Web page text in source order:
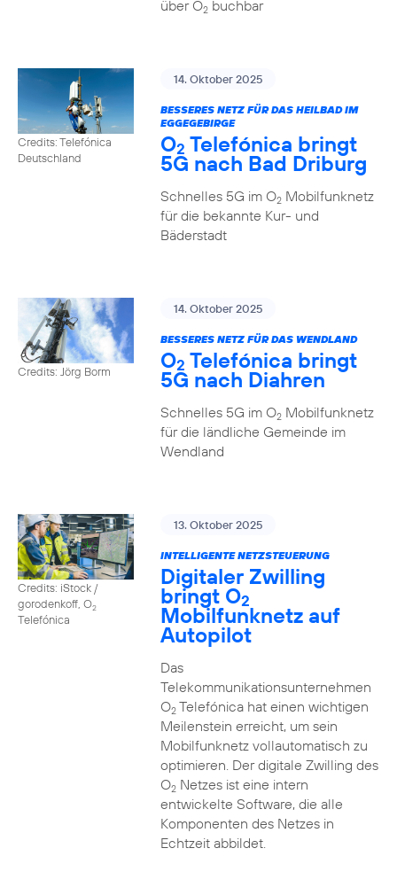
über O2buchbar
Credits: Telefónica
Deutschland
14. Oktober 2025
BESSERES NETZ FÜR DAS HEILBAD IM
EGGEGEBIRGE
O2 Telefónica bringt
5G nach Bad Driburg
Schnelles 5G im O2Mobilfunknetz
für die bekannte Kur- und
Bäderstadt
Credits: Jörg Borm
14. Oktober 2025
BESSERES NETZ FÜR DAS WENDLAND
O2 Telefónica bringt
5G nach Diahren
Schnelles 5G im O2Mobilfunknetz
für die ländliche Gemeinde im
Wendland
Credits: iStock /
gorodenkoff, O2
Telefónica
13. Oktober 2025
INTELLIGENTE NETZSTEUERUNG
Digitaler Zwilling
bringt O2
Mobilfunknetz auf
Autopilot
Das
Telekommunikationsunternehmen
O2Telefónica hat einen wichtigen
Meilenstein erreicht, um sein
Mobilfunknetz vollautomatisch zu
optimieren. Der digitale Zwilling des
O2Netzes ist eine intern
entwickelte Software, die alle
Komponenten des Netzes in
Echtzeit abbildet.